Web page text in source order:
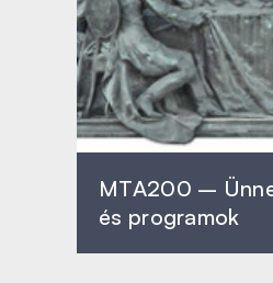
MTA200 –
és programok